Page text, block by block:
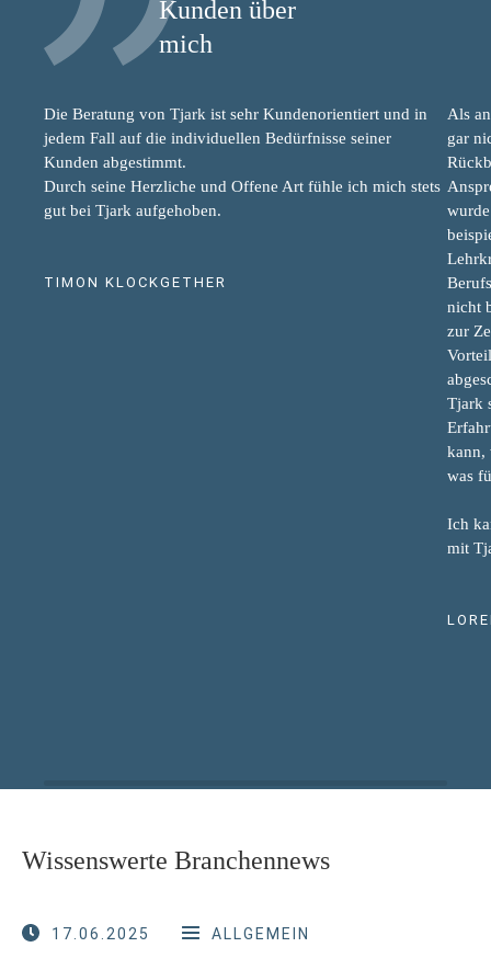
Kunden über
mich
Die Beratung von Tjark ist sehr Kundenorientiert und in
jedem Fall auf die individuellen Bedürfnisse seiner
Kunden abgestimmt.
Durch seine Herzliche und Offene Art fühle ich mich stets
gut bei Tjark aufgehoben.
TIMON KLOCKGETHER
Als
gar
nicht
zur
Tjark
kann,
was
Ich
mit
Wissenswerte Branchennews
17.06.2025 ALLGEMEIN